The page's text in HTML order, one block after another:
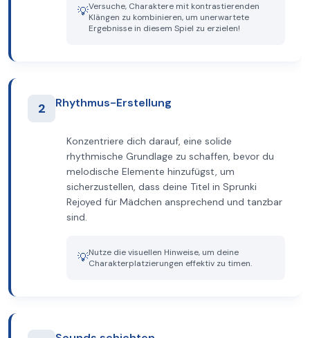
💡Versuche, Charaktere mit kontrastierenden
Klängen zu kombinieren, um unerwartete
Ergebnisse in diesem Spiel zu erzielen!
2 Rhythmus-Erstellung
Konzentriere dich darauf, eine solide
rhythmische Grundlage zu schaffen, bevor du
melodische Elemente hinzufügst, um
sicherzustellen, dass deine Titel in Sprunki
Rejoyed für Mädchen ansprechend und tanzbar
sind.
💡Nutze die visuellen Hinweise, um deine
Charakterplatzierungen effektiv zu timen.